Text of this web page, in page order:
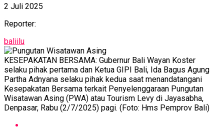
2 Juli 2025
Reporter:
baliilu
KESEPAKATAN BERSAMA: Gubernur Bali Wayan Koster
selaku pihak pertama dan Ketua GIPI Bali, Ida Bagus Agung
Partha Adnyana selaku pihak kedua saat menandatangani
Kesepakatan Bersama terkait Penyelenggaraan Pungutan
Wisatawan Asing (PWA) atau Tourism Levy di Jayasabha,
Denpasar, Rabu (2/7/2025) pagi. (Foto: Hms Pemprov Bali)